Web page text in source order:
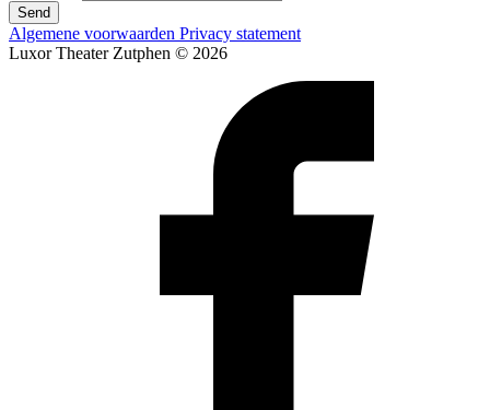
Send
Algemene voorwaarden Privacy statement
Luxor Theater Zutphen © 2026